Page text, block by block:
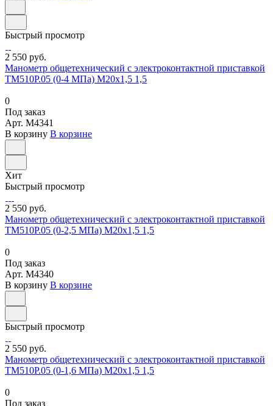
Быстрый просмотр
2 550 руб.
Манометр общетехнический с электроконтактной приставкой
ТМ510Р.05 (0-4 МПа) М20х1,5 1,5
0
Под заказ
Арт. M4341
В корзину В корзине
Хит
Быстрый просмотр
2 550 руб.
Манометр общетехнический с электроконтактной приставкой
ТМ510Р.05 (0-2,5 МПа) М20х1,5 1,5
0
Под заказ
Арт. M4340
В корзину В корзине
Быстрый просмотр
2 550 руб.
Манометр общетехнический с электроконтактной приставкой
ТМ510Р.05 (0-1,6 МПа) М20х1,5 1,5
0
Под заказ